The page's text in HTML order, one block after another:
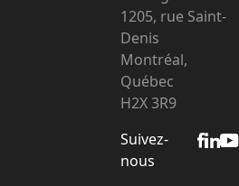
1205, rue Saint-
Denis
Montréal,
Québec
H2X 3R9
Suivez-
nous